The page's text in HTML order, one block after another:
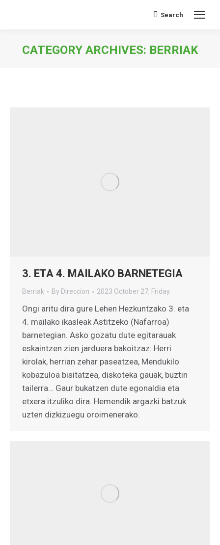
Search:
Search
CATEGORY ARCHIVES: BERRIAK
3. ETA 4. MAILAKO BARNETEGIA
Berriak By Direccion 2023 October 27, Friday
Ongi aritu dira gure Lehen Hezkuntzako 3. eta
4. mailako ikasleak Astitzeko (Nafarroa)
barnetegian. Asko gozatu dute egitarauak
eskaintzen zien jarduera bakoitzaz: Herri
kirolak, herrian zehar paseatzea, Mendukilo
kobazuloa bisitatzea, diskoteka gauak, buztin
tailerra… Gaur bukatzen dute egonaldia eta
etxera itzuliko dira. Hemendik argazki batzuk
uzten dizkizuegu oroimenerako.